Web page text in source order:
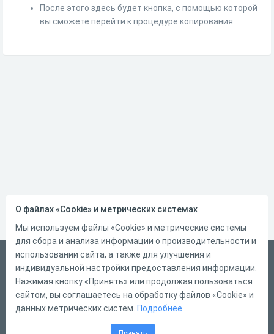
После этого здесь будет кнопка, с помощью которой
вы сможете перейти к процедуре копирования.
Русский
Справка
Форма обратной связи
О файлах «Cookie» и метрических системах
Мы используем файлы «Cookie» и метрические системы
для сбора и анализа информации о производительности и
использовании сайта, а также для улучшения и
индивидуальной настройки предоставления информации.
Нажимая кнопку «Принять» или продолжая пользоваться
сайтом, вы соглашаетесь на обработку файлов «Cookie» и
данных метрических систем. Подробнее